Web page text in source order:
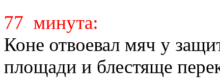
77 минута:
Коне отвоевал мяч у
площади и блестяще